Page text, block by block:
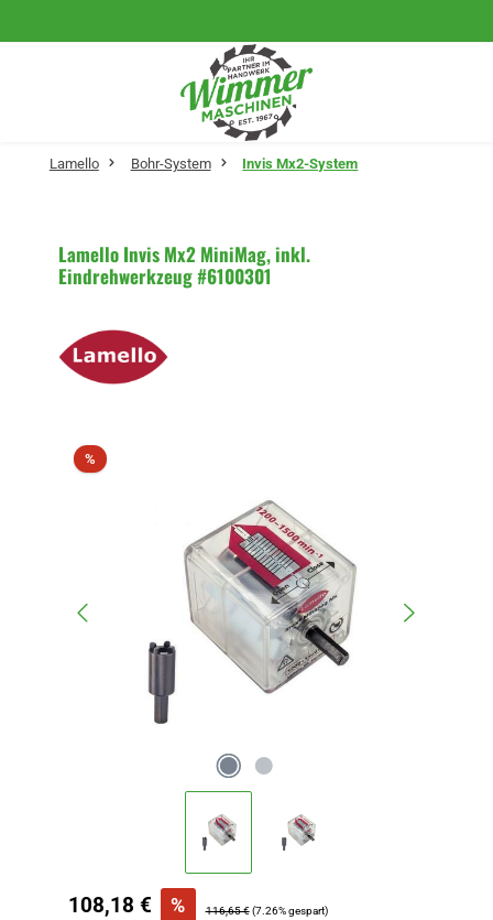
Lamello Bohr-System Invis Mx2-System
Lamello Invis Mx2 MiniMag, inkl.
Eindrehwerkzeug #6100301
%Rabatt
Verkaufspreis:
108,18 € % Regulärer Preis:
116,65 € (7.26% gespart)